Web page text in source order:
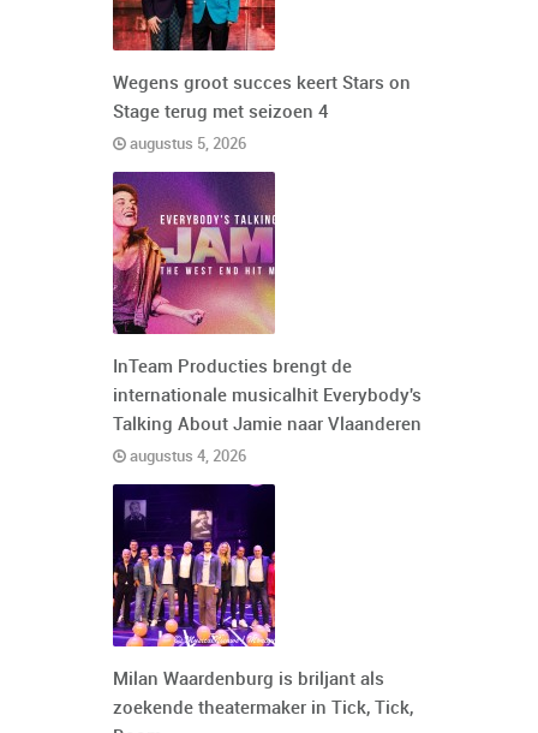
Wegens groot succes keert Stars on
Stage terug met seizoen 4
augustus 5, 2026
InTeam Producties brengt de
internationale musicalhit Everybody's
Talking About Jamie naar Vlaanderen
augustus 4, 2026
Milan Waardenburg is briljant als
zoekende theatermaker in Tick, Tick,